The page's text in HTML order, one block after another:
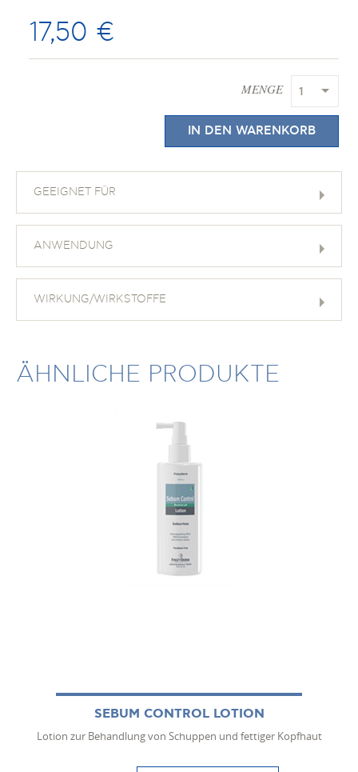
17,50 €
MENGE 1
IN DEN WARENKORB
GEEIGNET FÜR
ANWENDUNG
WIRKUNG/WIRKSTOFFE
ÄHNLICHE PRODUKTE
SEBUM CONTROL LOTION
Lotion zur Behandlung von Schuppen und fettiger Kopfhaut